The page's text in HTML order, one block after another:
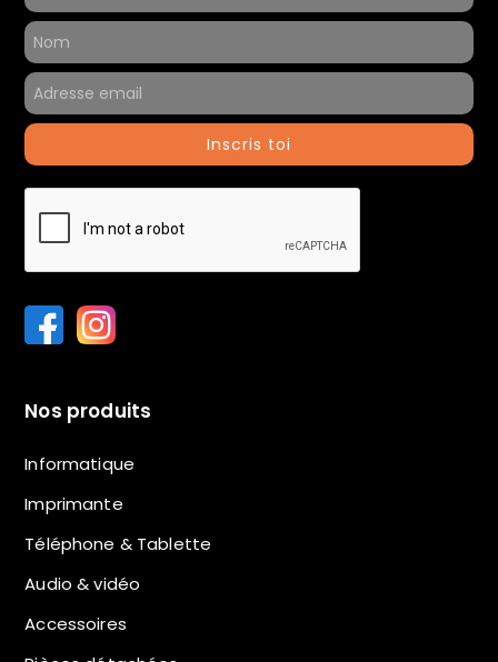
Inscris toi
Nos produits
Informatique
Imprimante
Téléphone & Tablette
Audio & vidéo
Accessoires